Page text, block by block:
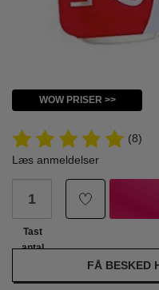
WOW PRISER >>
(8)
Læs anmeldelser
Tast
antal
FÅ BESKED